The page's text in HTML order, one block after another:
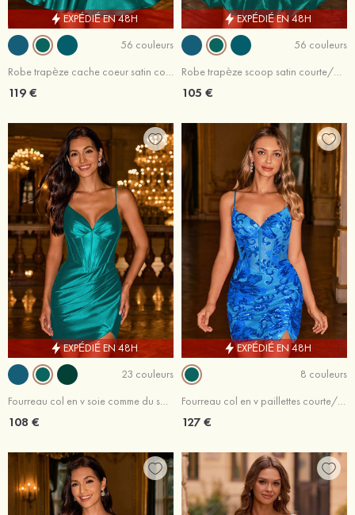
EXPÉDIÉ EN 48H
56 couleurs
Robe trapèze cache coeur satin courte/mini robe de fête de la rentré avec plissé trou de serrure
119 €
EXPÉDIÉ EN 48H
56 couleurs
Robe trapèze scoop satin courte/mini robe de fête de la rentré avec plissé
105 €
EXPÉDIÉ EN 48H
23 couleurs
Fourreau col en v soie comme du satin courte/mini robe de fête de la rentré avec plissé fendue
108 €
EXPÉDIÉ EN 48H
8 couleurs
Fourreau col en v paillettes courte/mini robe de fête de la rentré avec fendue
127 €